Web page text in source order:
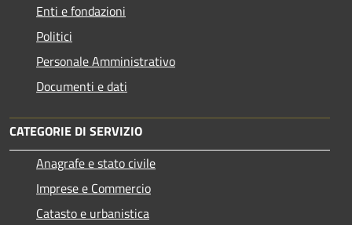
Enti e fondazioni
Politici
Personale Amministrativo
Documenti e dati
CATEGORIE DI SERVIZIO
Anagrafe e stato civile
Imprese e Commercio
Catasto e urbanistica